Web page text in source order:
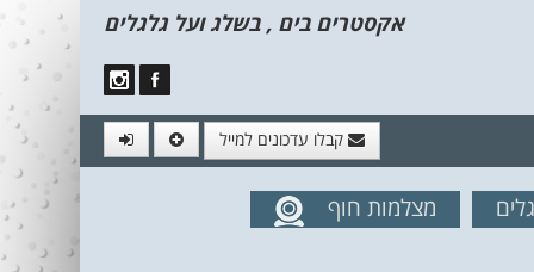
אקסטרים בים , בשלג ועל גלגלים
קבלו עדכונים למייל
מהאתרמצלמות חוף